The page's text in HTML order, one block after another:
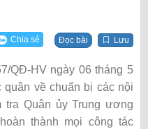
Chia sẻ Đọc bài Lưu
QĐ-HV ngày 06 tháng 5
quân về chuẩn bị các nội
tra Quân ủy Trung ương
thành mọi công tác